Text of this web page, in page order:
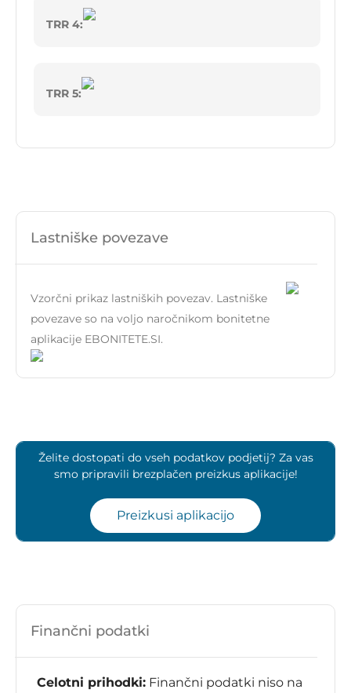
TRR 4:
TRR 5:
Lastniške povezave
Vzorčni prikaz lastniških povezav. Lastniške
povezave so na voljo naročnikom bonitetne
aplikacije EBONITETE.SI.
Želite dostopati do vseh podatkov podjetij? Za vas
smo pripravili brezplačen preizkus aplikacije!
Preizkusi aplikacijo
Finančni podatki
Celotni prihodki: Finančni podatki niso na